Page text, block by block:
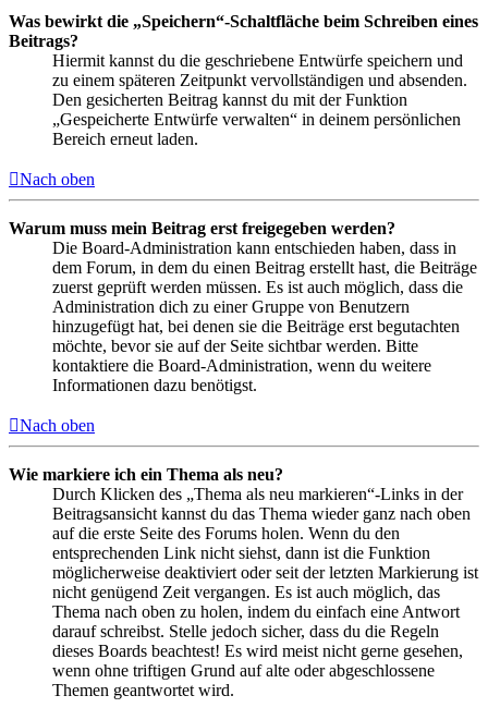
Was bewirkt die „Speichern“-Schaltfläche beim Schreiben eines
Beitrags?
Hiermit kannst du die geschriebene Entwürfe speichern und
zu einem späteren Zeitpunkt vervollständigen und absenden.
Den gesicherten Beitrag kannst du mit der Funktion
„Gespeicherte Entwürfe verwalten“ in deinem persönlichen
Bereich erneut laden.
Nach oben
Warum muss mein Beitrag erst freigegeben werden?
Die Board-Administration kann entschieden haben, dass in
dem Forum, in dem du einen Beitrag erstellt hast, die Beiträge
zuerst geprüft werden müssen. Es ist auch möglich, dass die
Administration dich zu einer Gruppe von Benutzern
hinzugefügt hat, bei denen sie die Beiträge erst begutachten
möchte, bevor sie auf der Seite sichtbar werden. Bitte
kontaktiere die Board-Administration, wenn du weitere
Informationen dazu benötigst.
Nach oben
Wie markiere ich ein Thema als neu?
Durch Klicken des „Thema als neu markieren“-Links in der
Beitragsansicht kannst du das Thema wieder ganz nach oben
auf die erste Seite des Forums holen. Wenn du den
entsprechenden Link nicht siehst, dann ist die Funktion
möglicherweise deaktiviert oder seit der letzten Markierung ist
nicht genügend Zeit vergangen. Es ist auch möglich, das
Thema nach oben zu holen, indem du einfach eine Antwort
darauf schreibst. Stelle jedoch sicher, dass du die Regeln
dieses Boards beachtest! Es wird meist nicht gerne gesehen,
wenn ohne triftigen Grund auf alte oder abgeschlossene
Themen geantwortet wird.